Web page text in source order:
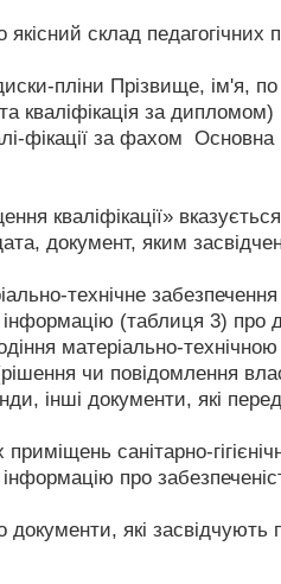
склад педагогічних
пліни Прізвище, ім'я,
кваліфікація за дипломом)
фікації за фахом Основна
кваліфікації»
документ, яким
технічне
(таблиця 3) про
матеріально-
чи повідомлення
інші документи, які
приміщень санітарно-
про
які